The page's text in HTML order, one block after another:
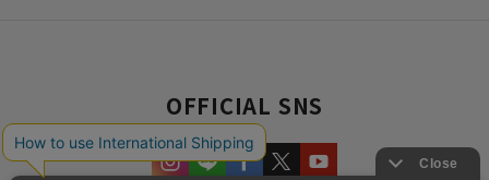
OFFICIAL SNS